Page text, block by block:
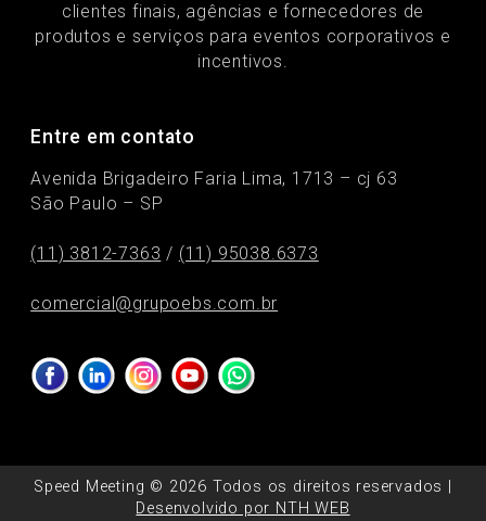
clientes finais, agências e fornecedores de
produtos e serviços para eventos corporativos e
incentivos.
Entre em contato
Avenida Brigadeiro Faria Lima, 1713 – cj 63
São Paulo – SP
(11) 3812-7363 / (11) 95038.6373
comercial@grupoebs.com.br
Speed Meeting © 2026 Todos os direitos reservados |
Desenvolvido por NTH WEB